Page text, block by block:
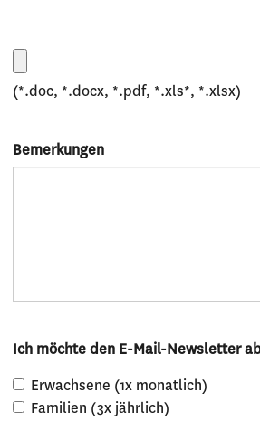
(*.doc, *.docx, *.pdf, *.xls*, *.xlsx)
Bemerkungen
Ich möchte den E-Mail-Newsletter
Erwachsene (1x monatlich)
Familien (3x jährlich)